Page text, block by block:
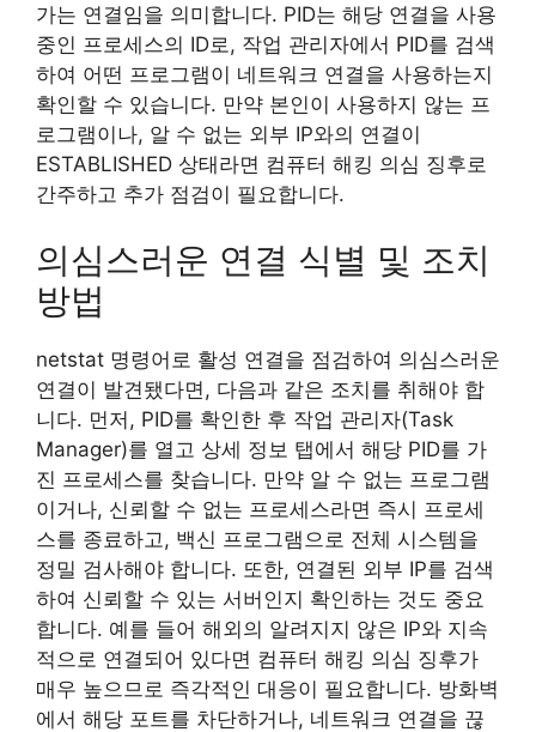
가는 연결임을 의미합니다. PID는 해당 연결을 사용
중인 프로세스의 ID로, 작업 관리자에서 PID를 검색
하여 어떤 프로그램이 네트워크 연결을 사용하는지
확인할 수 있습니다. 만약 본인이 사용하지 않는 프
로그램이나, 알 수 없는 외부 IP와의 연결이
ESTABLISHED 상태라면 컴퓨터 해킹 의심 징후로
간주하고 추가 점검이 필요합니다.
의심스러운 연결 식별 및 조치
방법
netstat 명령어로 활성 연결을 점검하여 의심스러운
연결이 발견됐다면, 다음과 같은 조치를 취해야 합
니다. 먼저, PID를 확인한 후 작업 관리자(Task
Manager)를 열고 상세 정보 탭에서 해당 PID를 가
진 프로세스를 찾습니다. 만약 알 수 없는 프로그램
이거나, 신뢰할 수 없는 프로세스라면 즉시 프로세
스를 종료하고, 백신 프로그램으로 전체 시스템을
정밀 검사해야 합니다. 또한, 연결된 외부 IP를 검색
하여 신뢰할 수 있는 서버인지 확인하는 것도 중요
합니다. 예를 들어 해외의 알려지지 않은 IP와 지속
적으로 연결되어 있다면 컴퓨터 해킹 의심 징후가
매우 높으므로 즉각적인 대응이 필요합니다. 방화벽
에서 해당 포트를 차단하거나, 네트워크 연결을 끊